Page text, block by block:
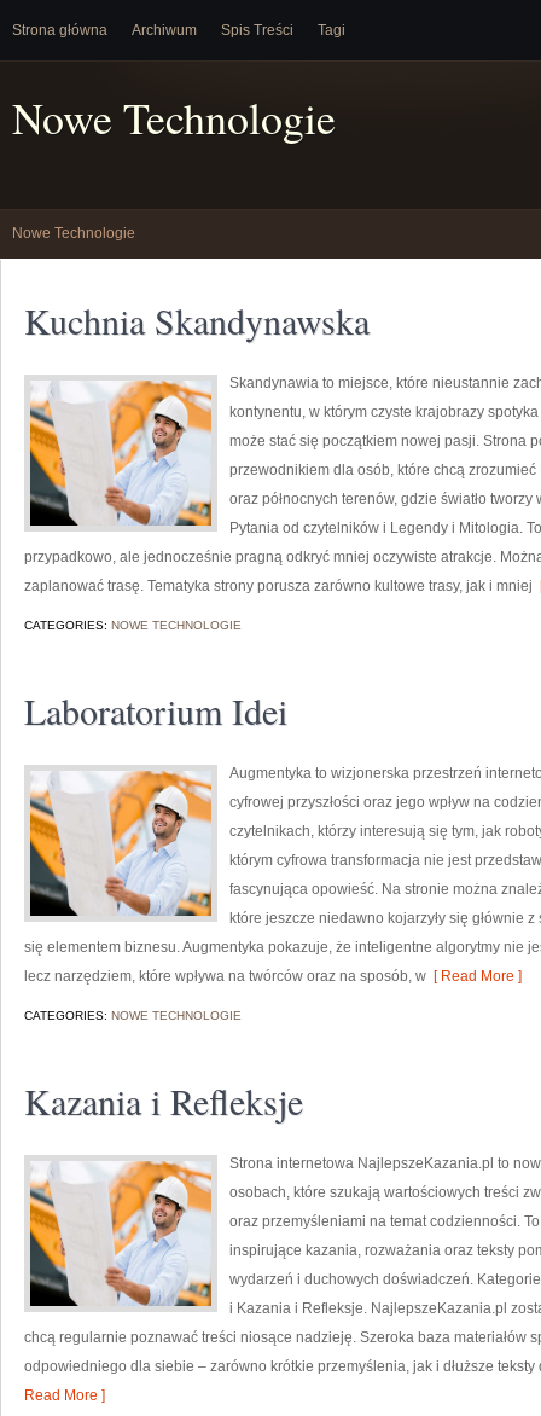
Strona główna Archiwum Spis Treści Tagi
Nowe Technologie
Nowe Technologie
Kuchnia Skandynawska
Skandynawia to miejsce, które nieustannie
kontynentu, w którym czyste krajobrazy
może stać się początkiem nowej pasji. Strona
przewodnikiem dla osób, które chcą
oraz północnych terenów, gdzie światło
Pytania od czytelników i Legendy i Mitologia.
przypadkowo, ale jednocześnie pragną odkryć mniej oczywiste atrakcje.
zaplanować trasę. Tematyka strony porusza zarówno kultowe trasy, jak i mniej
CATEGORIES: NOWE TECHNOLOGIE
Laboratorium Idei
Augmentyka to wizjonerska przestrzeń
cyfrowej przyszłości oraz jego wpływ na
czytelnikach, którzy interesują się tym, jak
którym cyfrowa transformacja nie jest
fascynująca opowieść. Na stronie można
które jeszcze niedawno kojarzyły się głównie
się elementem biznesu. Augmentyka pokazuje, że inteligentne algorytmy nie
lecz narzędziem, które wpływa na twórców oraz na sposób, w [ Read More ]
CATEGORIES: NOWE TECHNOLOGIE
Kazania i Refleksje
Strona internetowa NajlepszeKazania.pl to
osobach, które szukają wartościowych treści
oraz przemyśleniami na temat codzienności.
inspirujące kazania, rozważania oraz teksty
wydarzeń i duchowych doświadczeń.
i Kazania i Refleksje. NajlepszeKazania.pl
chcą regularnie poznawać treści niosące nadzieję. Szeroka baza materiałów
odpowiedniego dla siebie – zarówno krótkie przemyślenia, jak i dłuższe
Read More ]